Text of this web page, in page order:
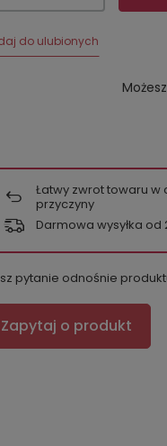
do ulubionych
Łatwy zwrot towaru w
przyczyny
Darmowa wysyłka od
pytanie odnośnie
Zapytaj o produkt